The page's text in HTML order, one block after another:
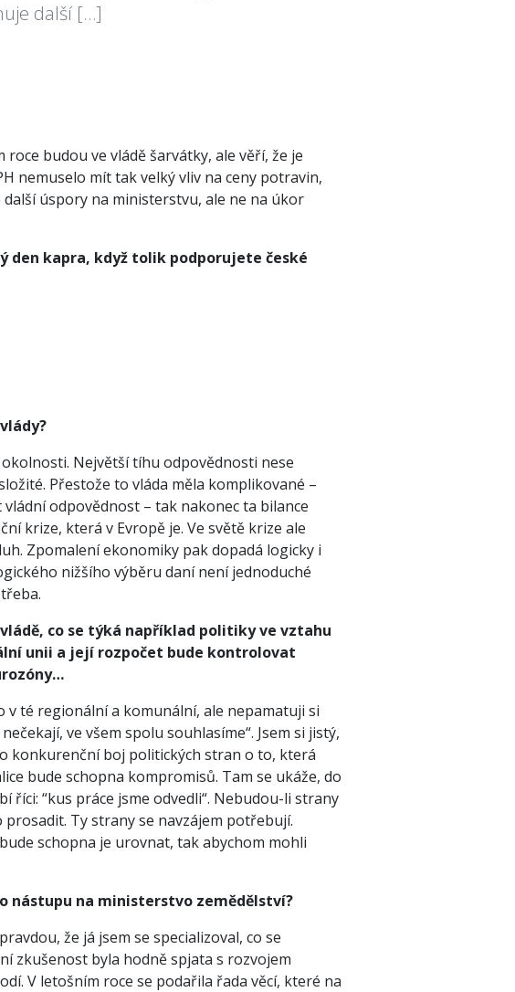
další […]
budou ve vládě šarvátky, ale věří, že je
nemuselo mít tak velký vliv na ceny potravin,
úspory na ministerstvu, ale ne na úkor
den kapra, když tolik podporujete české
Největší tíhu odpovědnosti nese
Přestože to vláda měla komplikované –
odpovědnost – tak nakonec ta bilance
krize, která v Evropě je. Ve světě krize ale
Zpomalení ekonomiky pak dopadá logicky i
nižšího výběru daní není jednoduché
co se týká například politiky ve vztahu
unii a její rozpočet bude kontrolovat
v té regionální a komunální, ale nepamatuji si
ve všem spolu souhlasíme“. Jsem si jistý,
konkurenční boj politických stran o to, která
bude schopna kompromisů. Tam se ukáže, do
říci: “kus práce jsme odvedli“. Nebudou-li strany
Ty strany se navzájem potřebují.
schopna je urovnat, tak abychom mohli
nástupu na ministerstvo zemědělství?
že já jsem se specializoval, co se
zkušenost byla hodně spjata s rozvojem
V letošním roce se podařila řada věcí, které na